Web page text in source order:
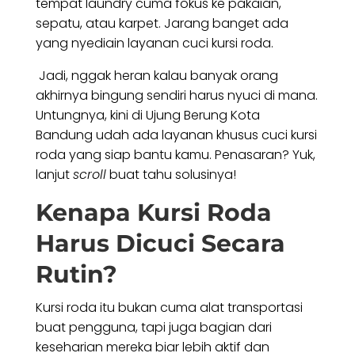
tempat laundry cuma fokus ke pakaian,
sepatu, atau karpet. Jarang banget ada
yang nyediain layanan cuci kursi roda.
Jadi, nggak heran kalau banyak orang
akhirnya bingung sendiri harus nyuci di mana.
Untungnya, kini di Ujung Berung Kota
Bandung udah ada layanan khusus cuci kursi
roda yang siap bantu kamu. Penasaran? Yuk,
lanjutscrollbuat tahu solusinya!
Kenapa Kursi Roda
Harus Dicuci Secara
Rutin?
Kursi roda itu bukan cuma alat transportasi
buat pengguna, tapi juga bagian dari
keseharian mereka biar lebih aktif dan